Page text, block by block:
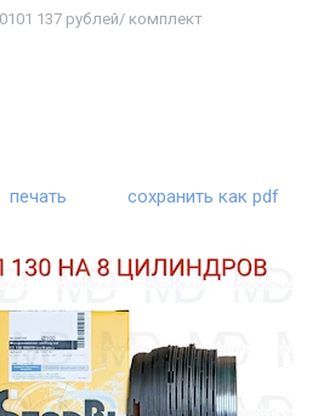
137 рублей/ комплект
печать сохранить как pdf